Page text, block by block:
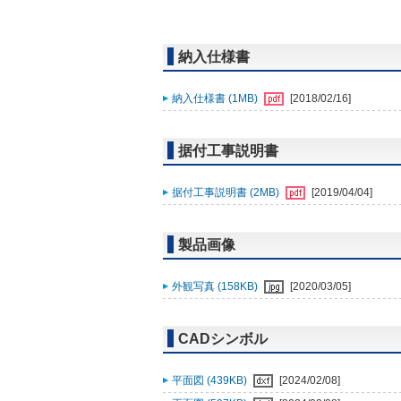
納入仕様書
納入仕様書 (1MB) [2018/02/16]
据付工事説明書
据付工事説明書 (2MB) [2019/04/04]
製品画像
外観写真 (158KB) [2020/03/05]
CADシンボル
平面図 (439KB)
[2024/02/08]